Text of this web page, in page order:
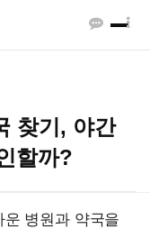
찾기, 야간
할까?
병원과 약국을